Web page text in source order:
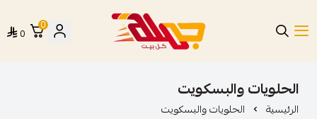
متجر جملة
0
0
الحلويات والبسكويت
الرئيسية الحلويات والبسكويت